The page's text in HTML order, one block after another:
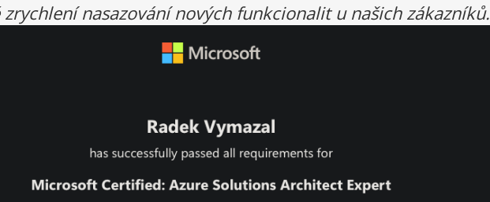
zrychlení nasazování nových funkcionalit u našich zákazníků.